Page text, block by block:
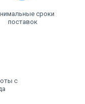
сроки
поставок
с